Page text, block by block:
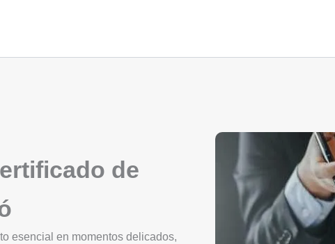
de
esencial en momentos delicados,